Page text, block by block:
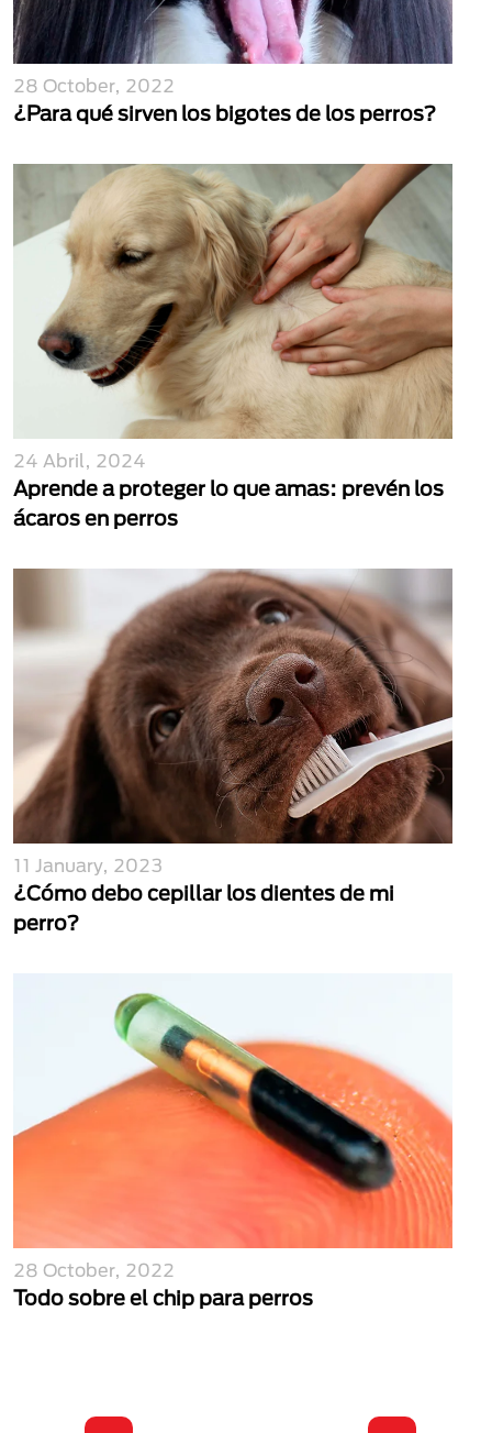
28 October, 2022
¿Para qué sirven los bigotes de los perros?
24 Abril, 2024
Aprende a proteger lo que amas: prevén los
ácaros en perros
11 January, 2023
¿Cómo debo cepillar los dientes de mi
perro?
28 October, 2022
Todo sobre el chip para perros